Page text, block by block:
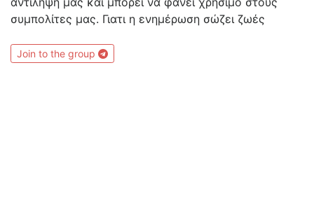
συμπολίτες μας. Γιατι η ενημέρωση σώζει ζωές
Join to the group